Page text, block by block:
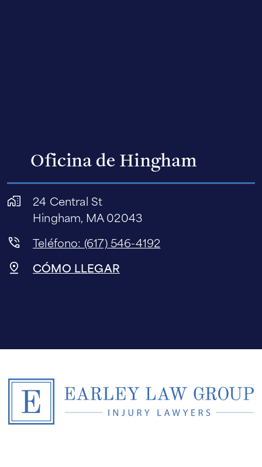
Oficina de Hingham
24 Central St
Hingham, MA 02043
Teléfono: (617) 546-4192
CÓMO LLEGAR